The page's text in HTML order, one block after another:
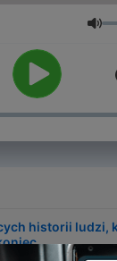
historii ludzi,